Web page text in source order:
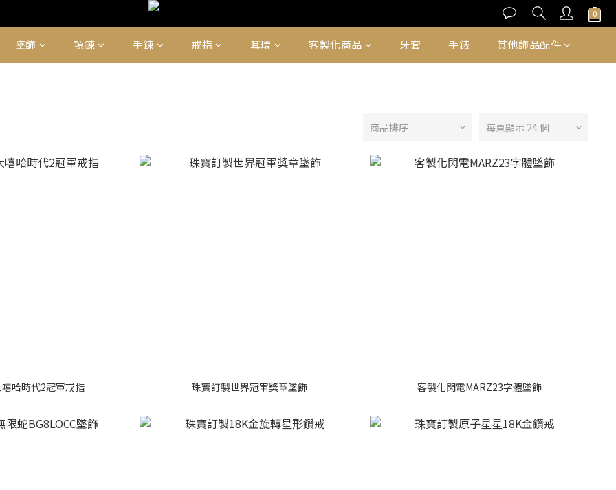
墜飾 項鍊 手鍊 戒指 耳環 客製化商品 牙套 手錶 其他飾品配件
商品排序 每頁顯示 24 個
哈時代2冠軍戒指 珠寶訂製世界冠軍獎章墜飾 客製化閃電MARZ23字體墜飾